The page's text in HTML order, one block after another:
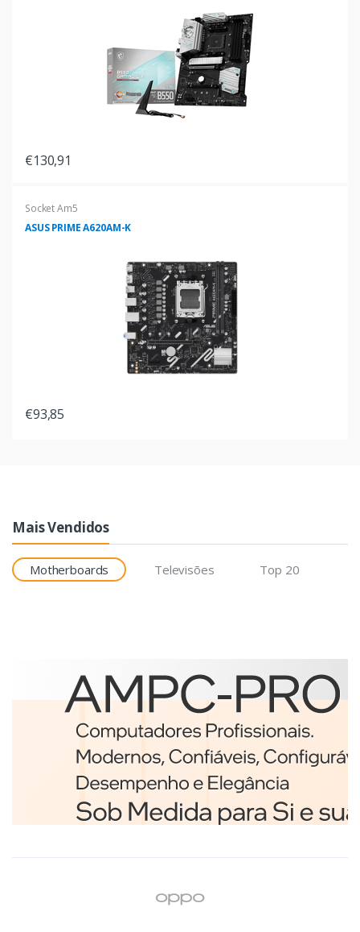
€130,91
Socket Am5
ASUS PRIME A620AM-K
€93,85
Mais Vendidos
Motherboards Televisões Top 20
Etiquetas
Brother BCS-1J074102-121
etiqueta para impressão
Branco
€98,75